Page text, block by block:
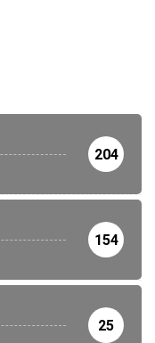
204
154
25